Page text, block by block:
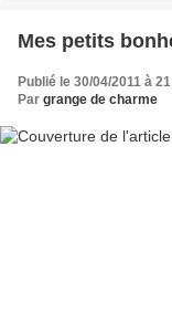
Mes petits
Publié le 30/04/2011 à
Par grange de charme